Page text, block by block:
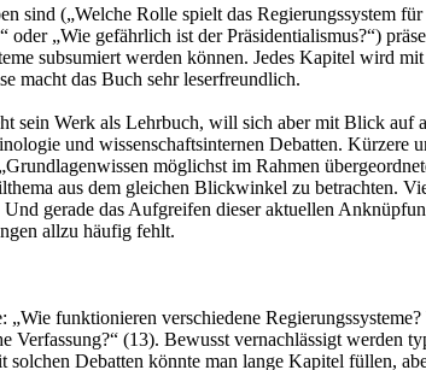
sind („Welche Rolle spielt das Regierungssystem
„Wie gefährlich ist der Präsidentialismus?“)
subsumiert werden können. Jedes Kapitel wird
macht das Buch sehr leserfreundlich.
sein Werk als Lehrbuch, will sich aber mit Blick
und wissenschaftsinternen Debatten. Kürzere
möglichst im Rahmen
aus dem gleichen Blickwinkel zu betrachten.
gerade das Aufgreifen dieser aktuellen
allzu häufig fehlt.
funktionieren verschiedene
(13). Bewusst vernachlässigt werden
Debatten könnte man lange Kapitel füllen,